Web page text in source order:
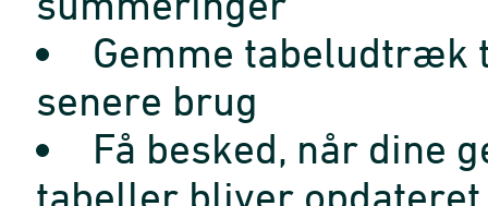
Gemme tabeludtræk
senere brug
Få besked, når dine
tabeller bliver opdateret